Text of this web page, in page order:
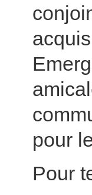
pour
Pour